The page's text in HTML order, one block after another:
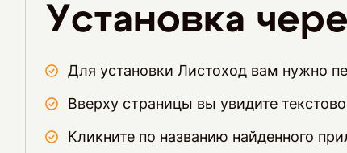
Установка
Для установки Листоход вам нужно
Вверху страницы вы увидите
Кликните по названию найденного